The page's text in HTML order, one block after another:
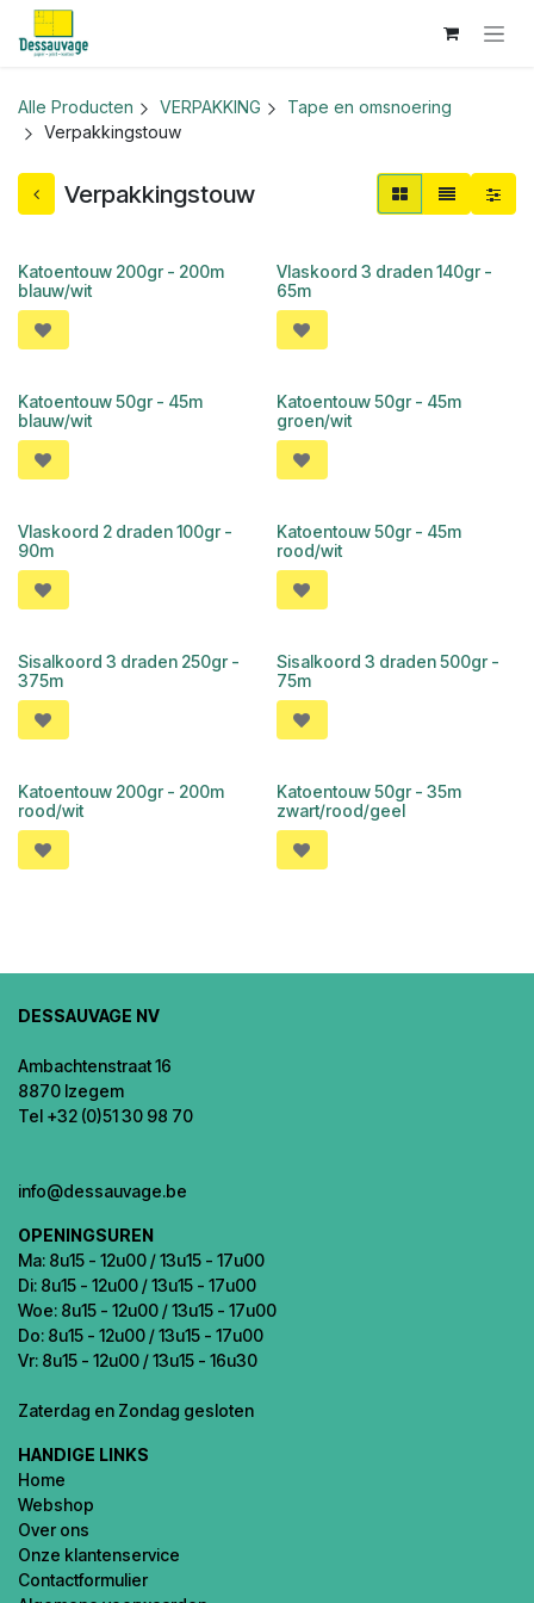
Overslaan naar inhoud
Alle Producten VERPAKKING
Tape en omsnoering
Verpakkingstouw
Verpakkingstouw
Katoentouw 200gr - 200m
blauw/wit
Vlaskoord 3 draden 140gr -
65m
Katoentouw 50gr - 45m
blauw/wit
Katoentouw 50gr - 45m
groen/wit
Vlaskoord 2 draden 100gr -
90m
Katoentouw 50gr - 45m
rood/wit
Sisalkoord 3 draden 250gr -
375m
Sisalkoord 3 draden 500gr -
75m
Katoentouw 200gr - 200m
rood/wit
Katoentouw 50gr - 35m
zwart/rood/geel
DESSAUVAGE NV
Ambachtenstraat 16
8870 Izegem
Tel +32 (0)51 30 98 70
info@dessauvage.be
OPENINGSUREN
Ma: 8u15 - 12u00 / 13u15 - 17u00
Di: 8u15 - 12u00 / 13u15 - 17u00
Woe: 8u15 - 12u00 / 13u15 - 17u00
Do: 8u15 - 12u00 / 13u15 - 17u00
Vr: 8u15 - 12u00 / 13u15 - 16u30
Zaterdag en Zondag gesloten
HANDIGE LINKS
Home
Webshop
Over ons
Onze klantenservice
Contactformulier